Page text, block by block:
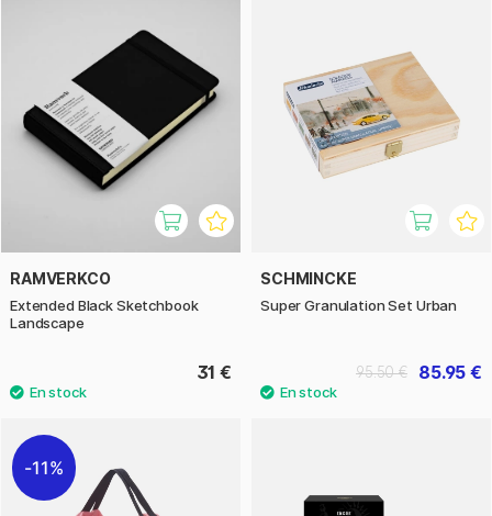
RAMVERKCO
Extended Black Sketchbook
Landscape
31 €
SCHMINCKE
Super Granulation Set Urban
85.95 €
95.50 €
11%